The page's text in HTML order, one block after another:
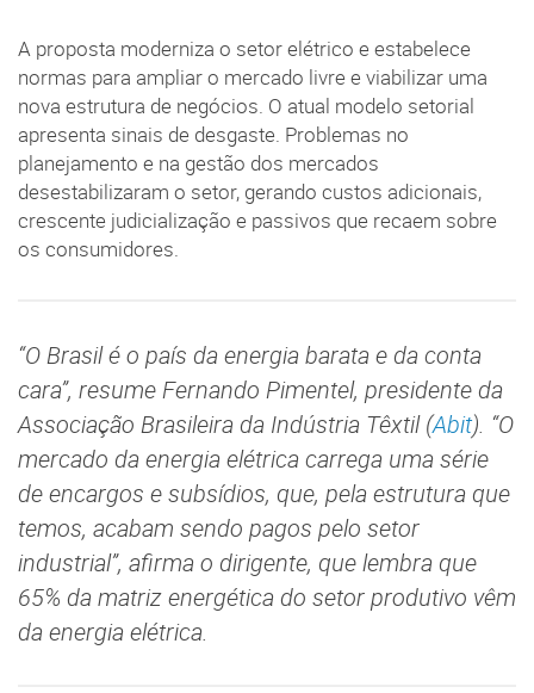
A proposta moderniza o setor elétrico e estabelece
normas para ampliar o mercado livre e viabilizar uma
nova estrutura de negócios. O atual modelo setorial
apresenta sinais de desgaste. Problemas no
planejamento e na gestão dos mercados
desestabilizaram o setor, gerando custos adicionais,
crescente judicialização e passivos que recaem sobre
os consumidores.
“O Brasil é o país da energia barata e da conta
cara”, resume Fernando Pimentel, presidente da
Associação Brasileira da Indústria Têxtil (Abit). “O
mercado da energia elétrica carrega uma série
de encargos e subsídios, que, pela estrutura que
temos, acabam sendo pagos pelo setor
industrial”, afirma o dirigente, que lembra que
65% da matriz energética do setor produtivo vêm
da energia elétrica.